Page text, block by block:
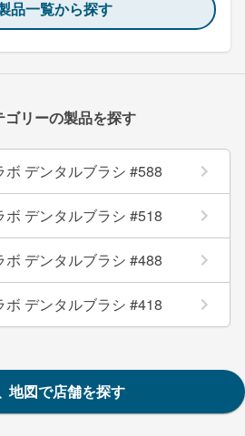
品一覧から探す
ゴリーの製品を探す
ボ デンタルブラシ #588
ボ デンタルブラシ #518
ボ デンタルブラシ #488
ボ デンタルブラシ #418
地図で店舗を探す